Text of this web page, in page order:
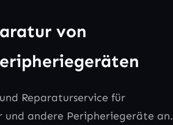
von
Reparaturservice für
andere Peripheriegeräte an.